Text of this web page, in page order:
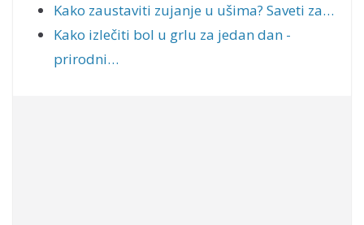
Kako zaustaviti zujanje u ušima? Saveti za…
Kako izlečiti bol u grlu za jedan dan -
prirodni…